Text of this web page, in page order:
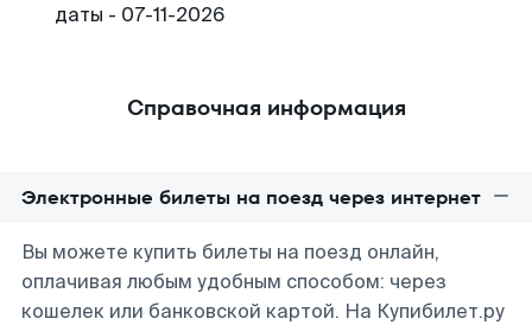
даты - 07-11-2026
Справочная информация
Электронные билеты на поезд через интернет
Вы можете купить билеты на поезд онлайн,
оплачивая любым удобным способом: через
кошелек или банковской картой. На Купибилет.ру